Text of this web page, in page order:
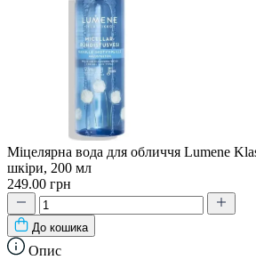
Міцелярна вода для обличчя Lumene
шкіри, 200 мл
249.00 грн
До кошика
Опис